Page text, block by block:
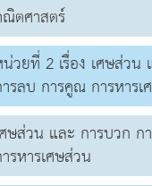
ตศาสตร์
วยที่ 2 เรื่อง เศษส่วน
รลบ การคูณ การหาร
ษส่วน และ การบวก
รหารเศษส่วน